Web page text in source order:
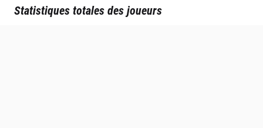
Statistiques totales des joueurs